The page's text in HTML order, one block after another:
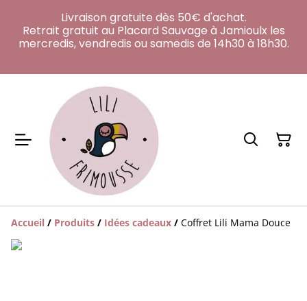
Livraison gratuite dès 50€ d'achat.
Retrait gratuit au Placard Sauvage à Jamioulx les
mercredis, vendredis ou samedis de 14h30 à 18h30.
Accueil / Produits / Idées cadeaux / Coffret Lili Mama Douce